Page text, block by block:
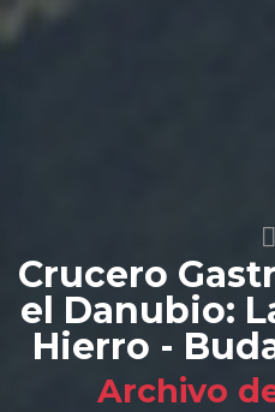
Crucero
el Danubio:
Hierro -
Archivo